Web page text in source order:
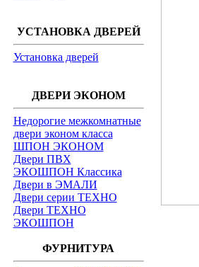
УСТАНОВКА ДВЕРЕЙ
Установка дверей
ДВЕРИ ЭКОНОМ
Недорогие межкомнатные
двери эконом класса
ШПОН ЭКОНОМ
Двери ПВХ
ЭКОШПОН Классика
Двери в ЭМАЛИ
Двери серии ТЕХНО
Двери ТЕХНО
ЭКОШПОН
ФУРНИТУРА